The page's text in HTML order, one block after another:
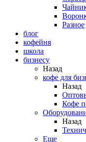
Разное
блог
кофейня
школа
бизнесу
Назад
кофе для
Назад
Кофе
Назад
Еще